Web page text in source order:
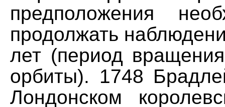
предположения
продолжать
лет (период
орбиты). 1748
Лондонском